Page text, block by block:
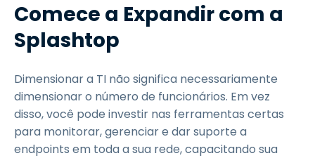
Comece a Expandir com a
Splashtop
Dimensionar a TI não significa necessariamente
dimensionar o número de funcionários. Em vez
disso, você pode investir nas ferramentas certas
para monitorar, gerenciar e dar suporte a
endpoints em toda a sua rede, capacitando sua